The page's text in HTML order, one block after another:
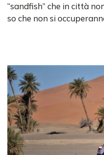
“sandfish” che in città
so che non si